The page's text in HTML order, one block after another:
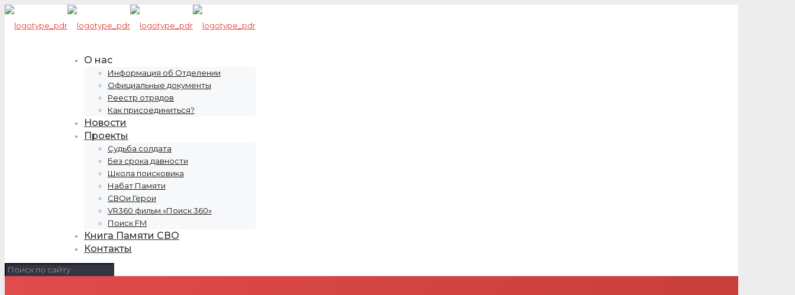
О нас
Информация об Отделении
Официальные документы
Реестр отрядов
Как присоединиться?
Новости
Проекты
Судьба солдата
Без срока давности
Школа поисковика
Набат Памяти
СВОи Герои
VR360 фильм «Поиск 360»
Поиск FM
Книга Памяти СВО
Контакты